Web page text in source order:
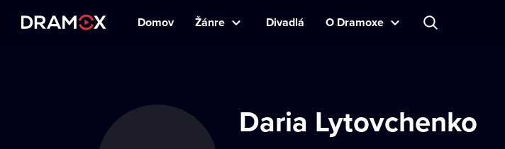
Domov Žánre Divadlá O Dramoxe
Daria Lytovchenko